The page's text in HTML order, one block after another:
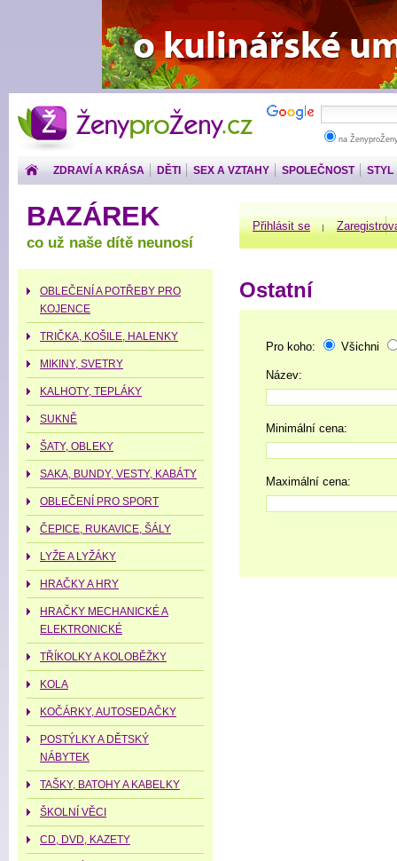
ŽenyproŽeny.cz
na
ZDRAVÍ A KRÁSA DĚTI SEX A VZTAHY SPOLEČNOST STYL
Přihlásit se
Ostatní
Pro koho: Všichni
Název:
Minimální cena:
Maximální cena:
BAZÁREK
co už naše dítě neunosí
OBLEČENÍ A POTŘEBY PRO
KOJENCE
TRIČKA, KOŠILE, HALENKY
MIKINY, SVETRY
KALHOTY, TEPLÁKY
SUKNĚ
ŠATY, OBLEKY
SAKA, BUNDY, VESTY, KABÁTY
OBLEČENÍ PRO SPORT
ČEPICE, RUKAVICE, ŠÁLY
LYŽE A LYŽÁKY
HRAČKY A HRY
HRAČKY MECHANICKÉ A
ELEKTRONICKÉ
TŘÍKOLKY A KOLOBĚŽKY
KOLA
KOČÁRKY, AUTOSEDAČKY
POSTÝLKY A DĚTSKÝ
NÁBYTEK
TAŠKY, BATOHY A KABELKY
ŠKOLNÍ VĚCI
CD, DVD, KAZETY